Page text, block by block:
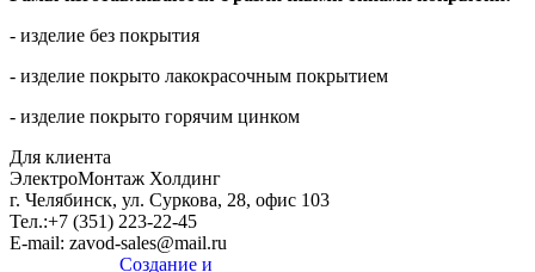
- изделие без покрытия
- изделие покрыто лакокрасочным покрытием
- изделие покрыто горячим цинком
Для клиента
ЭлектроМонтаж Холдинг
г. Челябинск, ул. Суркова, 28, офис 103
Тел.:+7 (351) 223-22-45
E-mail: zavod-sales@mail.ru
Создание и